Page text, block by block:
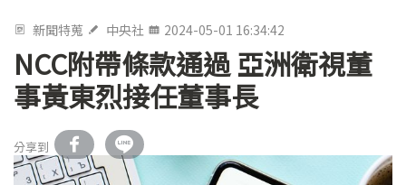
新聞特蒐 中央社 2024-05-01 16:34:42
NCC附帶條款通過 亞洲衛視董
事黃東烈接任董事長
分享到